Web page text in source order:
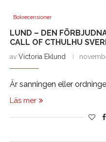
Bokrecensioner
LUND – DEN
CALL OF CTHULHU
av Victoria Eklund
Är sanningen eller
Läs mer